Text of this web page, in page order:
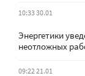
10:33 30.01
Энергетики
неотложных
09:22 21.01